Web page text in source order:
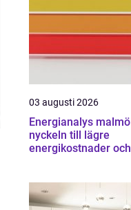
03 augusti 2026
Energianalys malmö
nyckeln till lägre
energikostnader och